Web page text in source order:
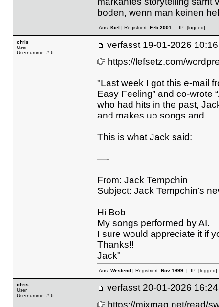
boden, wenn man keinen
Aus: Kiel | Registriert: Feb 2001| IP: [logged]
chris
User
Usernummer # 6
verfasst 19-01-2026
https://lefsetz.com/
"Last week I got this e-mail
Easy Feeling” and co-wrote
who had hits in the past,
and makes up songs and…
This is what Jack said:
—-
From: Jack Tempchin
Subject: Jack Tempchin’s
Hi Bob
My songs performed by AI.
I sure would appreciate it if
Thanks!!
Jack"
Aus: Westend| Registriert: Nov 1999| IP: [logged]
chris
User
Usernummer # 6
verfasst 20-01-2026
https://mixmag.net/read/